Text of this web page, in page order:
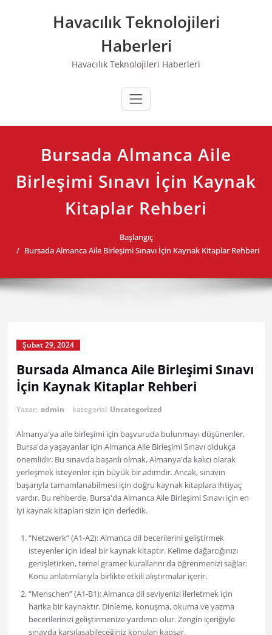
Havacılık Teknolojileri
Haberleri
Havacılık Teknolojileri Haberleri
Bursada Almanca Aile
Birleşimi Sınavı İçin Kaynak
Kitaplar Rehberi
Başlangıç
Bursada Almanca Aile Birleşimi Sınavı İçin Kaynak Kitaplar Rehberi
Şubat 29, 2024
Bursada Almanca Aile Birleşimi Sınavı
İçin Kaynak Kitaplar Rehberi
Yazar: admin kategorisi Uncategorized
Almanya'ya aile birleşimi için başvuruda bulunmayı düşünenler,
Bursa'da yaşayanlar için Almanca Aile Birleşimi Sınavı oldukça
önemlidir. Bu sınavda başarılı olmak, Almanya'da kalıcı olarak
yerleşmek isteyenler için büyük bir adımdır. Ancak, sınavın
başarıyla tamamlanabilmesi için doğru kaynak kitaplara ihtiyaç
vardır. Bu rehberde, Bursa'da Almanca Aile Birleşimi Sınavı için en
iyi kaynak kitapları sizin için derledik.
“Netzwerk” (A1-A2): Almanca dil becerilerini geliştirmek
isteyenler için ideal bir kaynak kitaptır. Kelime dağarcığınızı
genişletirken, temel gramer kurallarını da öğrenmenizi sağlar.
Konu anlatımlarıyla birlikte etkili alıştırmalar içerir.
“Menschen” (A1-B1): Almanca dil seviyenizi ilerletmek için
harika bir kaynaktır. Dinleme, konuşma, okuma ve yazma
becerilerinizi geliştirmenize yardımcı olur. Zengin içeriğiyle
sınavda karşılaşabileceğiniz konuları kapsar.